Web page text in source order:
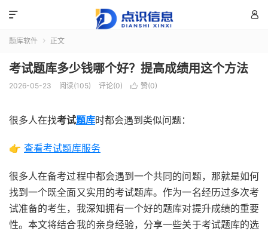


题库软件  正文
考试题库多少钱哪个好？提高成绩用这个方法
2026-05-23 阅读(105) 评论(0)  赞(0)
很多人在找考试题库时都会遇到类似问题：
👉 查看考试题库服务
很多人在备考过程中都会遇到一个共同的问题，那就是如何
找到一个既全面又实用的考试题库。作为一名经历过多次考
试准备的考生，我深知拥有一个好的题库对提升成绩的重要
性。本文将结合我的亲身经验，分享一些关于考试题库的选